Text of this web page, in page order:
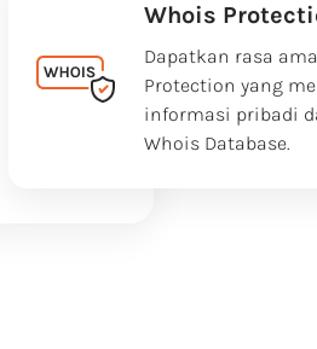
Whois
Dapatkan rasa
Protection yang
informasi pribadi
Whois Database.